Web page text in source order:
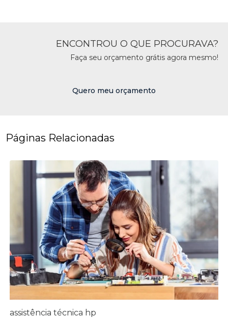
ENCONTROU O QUE PROCURAVA?
Faça seu orçamento grátis agora mesmo!
Quero meu orçamento
Páginas Relacionadas
assistência técnica hp